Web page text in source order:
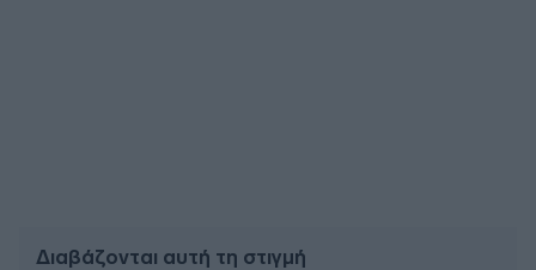
Διαβάζονται αυτή τη στιγμή